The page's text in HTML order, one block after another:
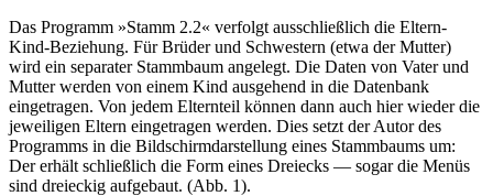
Das Programm »Stamm 2.2« verfolgt ausschließlich die Eltern-
Kind-Beziehung. Für Brüder und Schwestern (etwa der Mutter)
wird ein separater Stammbaum angelegt. Die Daten von Vater und
Mutter werden von einem Kind ausgehend in die Datenbank
eingetragen. Von jedem Elternteil können dann auch hier wieder die
jeweiligen Eltern eingetragen werden. Dies setzt der Autor des
Programms in die Bildschirmdarstellung eines Stammbaums um:
Der erhält schließlich die Form eines Dreiecks — sogar die Menüs
sind dreieckig aufgebaut. (Abb. 1).